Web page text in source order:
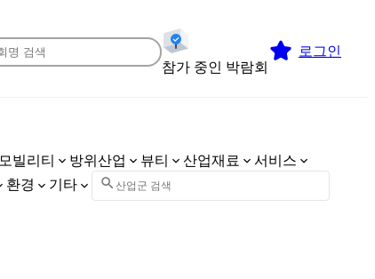
참가 중인 박람회
로그인
모빌리티 방위산업 뷰티 산업재료
서비스
환경 기타